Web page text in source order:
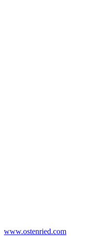
www.ostenried.com